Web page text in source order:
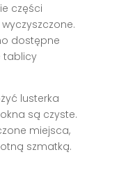
części
dostępne
tablicy
lusterka
są czyste.
miejsca,
szmatką.